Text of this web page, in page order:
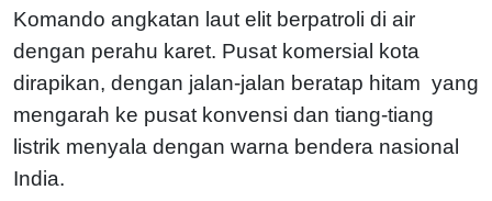
Komando angkatan laut elit berpatroli di air
dengan perahu karet. Pusat komersial kota
dirapikan, dengan jalan-jalan beratap hitam yang
mengarah ke pusat konvensi dan tiang-tiang
listrik menyala dengan warna bendera nasional
India.